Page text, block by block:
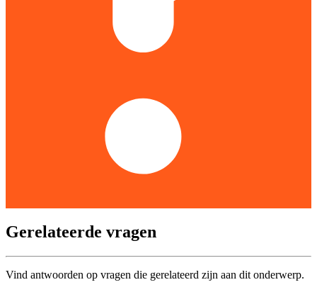
Gerelateerde vragen
Vind antwoorden op vragen die gerelateerd zijn aan dit onderwerp.